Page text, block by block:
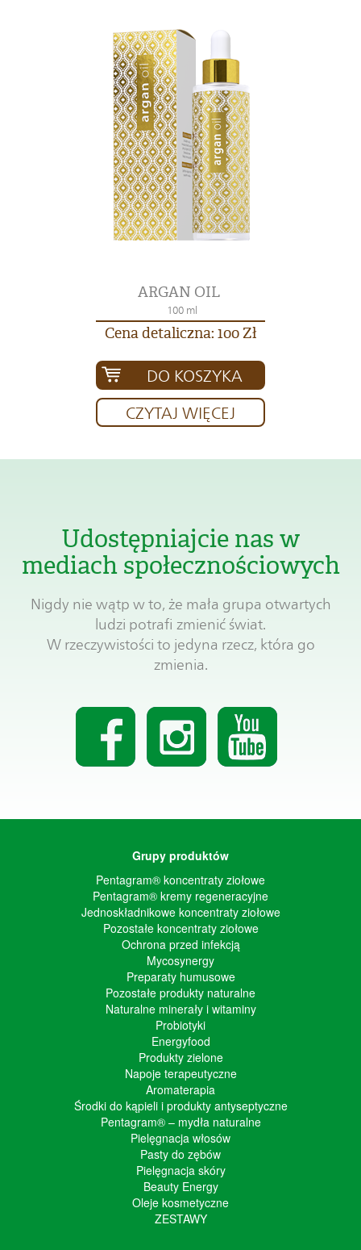
ARGAN OIL
100 ml
Cena detaliczna: 100 Zł
DO KOSZYKA
CZYTAJ WIĘCEJ
Udostępniajcie nas w
mediach społecznościowych
Nigdy nie wątp w to, że mała grupa otwartych
ludzi potrafi zmienić świat.
W rzeczywistości to jedyna rzecz, która go
zmienia.
Grupy produktów
Pentagram® koncentraty ziołowe
Pentagram® kremy regeneracyjne
Jednoskładnikowe koncentraty ziołowe
Pozostałe koncentraty ziołowe
Ochrona przed infekcją
Mycosynergy
Preparaty humusowe
Pozostałe produkty naturalne
Naturalne minerały i witaminy
Probiotyki
Energyfood
Produkty zielone
Napoje terapeutyczne
Aromaterapia
Środki do kąpieli i produkty antyseptyczne
Pentagram® – mydła naturalne
Pielęgnacja włosów
Pasty do zębów
Pielęgnacja skóry
Beauty Energy
Oleje kosmetyczne
ZESTAWY